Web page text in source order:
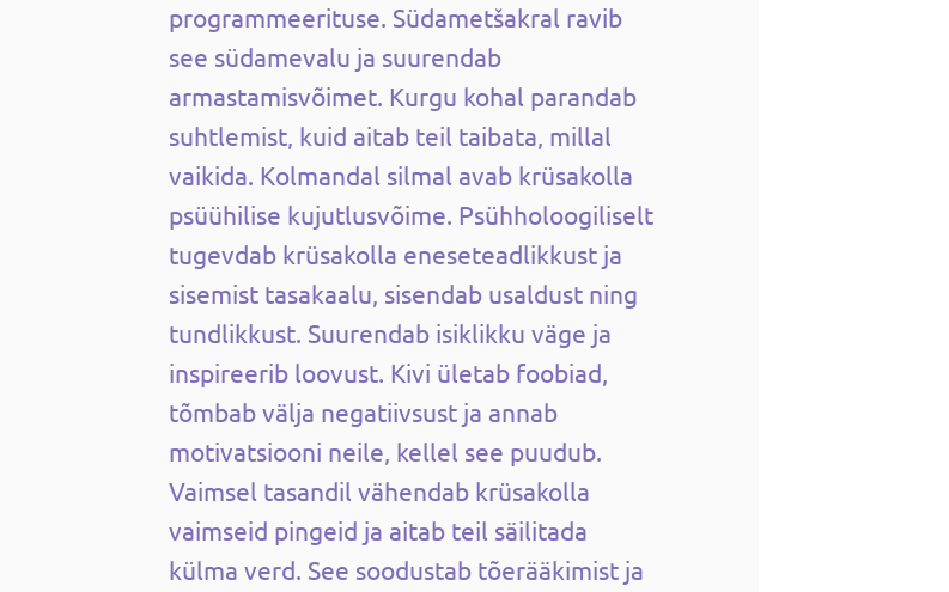
programmeerituse. Südametšakral ravib
see südamevalu ja suurendab
armastamisvõimet. Kurgu kohal parandab
suhtlemist, kuid aitab teil taibata, millal
vaikida. Kolmandal silmal avab krüsakolla
psüühilise kujutlusvõime. Psühholoogiliselt
tugevdab krüsakolla eneseteadlikkust ja
sisemist tasakaalu, sisendab usaldust ning
tundlikkust. Suurendab isiklikku väge ja
inspireerib loovust. Kivi ületab foobiad,
tõmbab välja negatiivsust ja annab
motivatsiooni neile, kellel see puudub.
Vaimsel tasandil vähendab krüsakolla
vaimseid pingeid ja aitab teil säilitada
külma verd. See soodustab tõerääkimist ja